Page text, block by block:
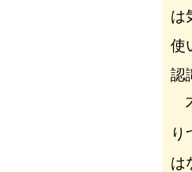
は
使
認
り
は